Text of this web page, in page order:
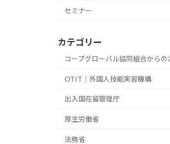
セミナー
カテゴリー
コープグローバル協同組合からの
OTIT｜外国人技能実習機構
出入国在留管理庁
厚生労働省
法務省